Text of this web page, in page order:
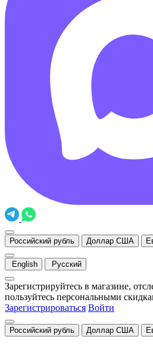
Российский рубль Доллар США
English Русский
Зарегистрируйтесь в магазине,
пользуйтесь персональными
Зарегистрироваться Войти
Российский рубль Доллар США